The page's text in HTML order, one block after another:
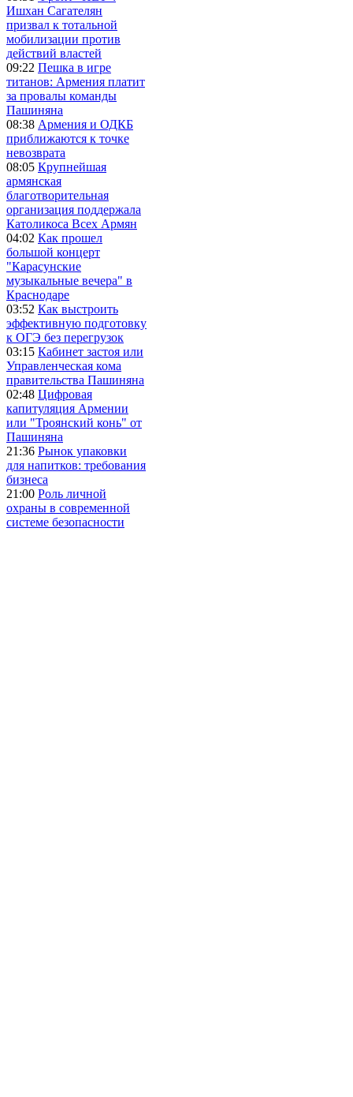
Ишхан Сагателян
призвал к тотальной
мобилизации против
действий властей
09:22 Пешка в игре
титанов: Армения платит
за провалы команды
Пашиняна
08:38 Армения и ОДКБ
приближаются к точке
невозврата
08:05 Крупнейшая
армянская
благотворительная
организация поддержала
Католикоса Всех Армян
04:02 Как прошел
большой концерт
"Карасунские
музыкальные вечера" в
Краснодаре
03:52 Как выстроить
эффективную подготовку
к ОГЭ без перегрузок
03:15 Кабинет застоя или
Управленческая кома
правительства Пашиняна
02:48 Цифровая
капитуляция Армении
или "Троянский конь" от
Пашиняна
21:36 Рынок упаковки
для напитков: требования
бизнеса
21:00 Роль личной
охраны в современной
системе безопасности